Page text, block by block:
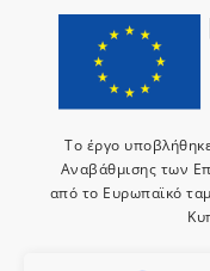
Το έργο
Αναβάθμισης των
από το Ευρωπαϊκό